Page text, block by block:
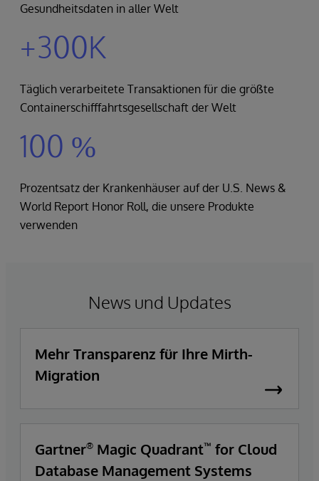
Gesundheitsdaten in aller Welt
+300K
Täglich verarbeitete Transaktionen für die größte
Containerschifffahrtsgesellschaft der Welt
100 %
Prozentsatz der Krankenhäuser auf der U.S. News &
World Report Honor Roll, die unsere Produkte
verwenden
News und Updates
Mehr Transparenz für Ihre Mirth-
Migration
Gartner® Magic Quadrant™ for Cloud
Database Management Systems